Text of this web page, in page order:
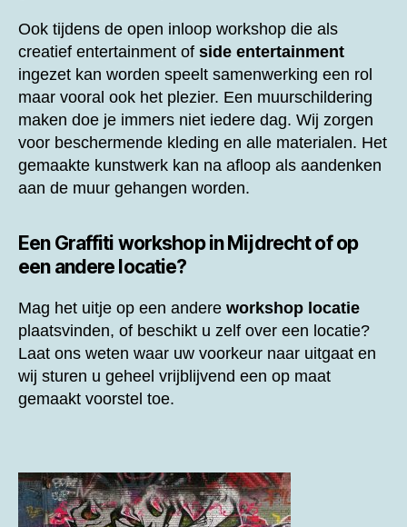
Ook tijdens de open inloop workshop die als
creatief entertainment of side entertainment
ingezet kan worden speelt samenwerking een rol
maar vooral ook het plezier. Een muurschildering
maken doe je immers niet iedere dag. Wij zorgen
voor beschermende kleding en alle materialen. Het
gemaakte kunstwerk kan na afloop als aandenken
aan de muur gehangen worden.
Een Graffiti workshop in Mijdrecht of op
een andere locatie?
Mag het uitje op een andere workshop locatie
plaatsvinden, of beschikt u zelf over een locatie?
Laat ons weten waar uw voorkeur naar uitgaat en
wij sturen u geheel vrijblijvend een op maat
gemaakt voorstel toe.